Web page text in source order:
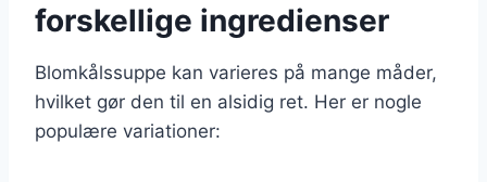
forskellige ingredienser
Blomkålssuppe kan varieres på mange måder,
hvilket gør den til en alsidig ret. Her er nogle
populære variationer: